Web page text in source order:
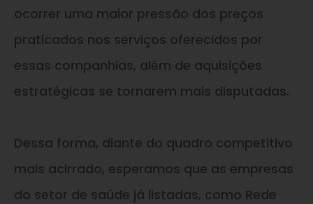
ocorrer uma maior pressão dos preços
praticados nos serviços oferecidos por
essas companhias, além de aquisições
estratégicas se tornarem mais disputadas.
Dessa forma, diante do quadro competitivo
mais acirrado, esperamos que as empresas
do setor de saúde já listadas, como Rede